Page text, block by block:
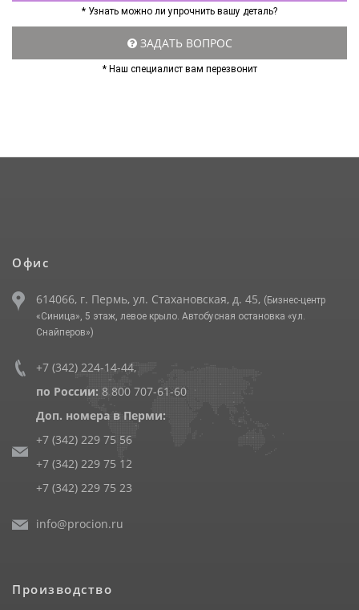
* Узнать можно ли упрочнить вашу деталь?
ЗАДАТЬ ВОПРОС
* Наш специалист вам перезвонит
Офис
614066, г. Пермь, ул. Стахановская, д. 45, (Бизнес-центр
«Синица», 5 этаж, левое крыло. Автобусная остановка «ул.
Снайперов»)
+7 (342) 224-14-44,
по России: 8 800 707-61-60
Доп. номера в Перми:
+7 (342) 229 75 56
+7 (342) 229 75 12
+7 (342) 229 75 23
info@procion.ru
Производство